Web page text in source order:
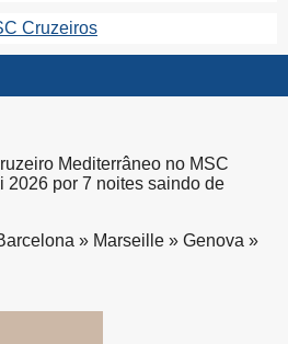
Cruzeiros
Mediterrâneo no MSC
2026 por 7 noites saindo de
» Marseille » Genova »